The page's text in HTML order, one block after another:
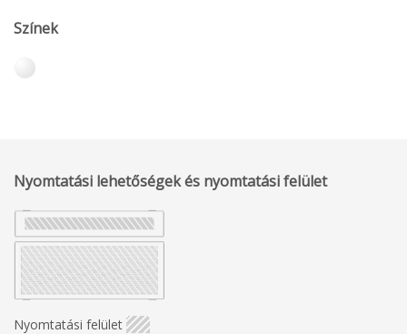
Színek
Nyomtatási lehetőségek és nyomtatási felület
Nyomtatási felület